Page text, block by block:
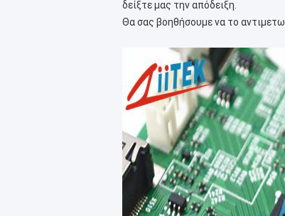
δείξτε μας την απόδειξη.
Θα σας βοηθήσουμε να το